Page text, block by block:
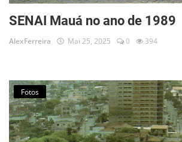
SENAI Mauá no ano de 1989
AlexFerreira Mai 25, 2025 0 394
Fotos